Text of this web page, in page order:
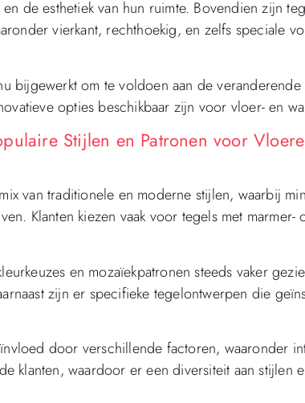
de esthetiek van hun ruimte. Bovendien zijn
vierkant, rechthoekig, en zelfs speciale
bijgewerkt om te voldoen aan de
opties beschikbaar zijn voor vloer- en
Stijlen en Patronen voor
van traditionele en moderne stijlen, waarbij
Klanten kiezen vaak voor tegels met marmer-
en mozaïekpatronen steeds vaker
zijn er specifieke tegelontwerpen die
door verschillende factoren, waaronder
klanten, waardoor er een diversiteit aan stijlen